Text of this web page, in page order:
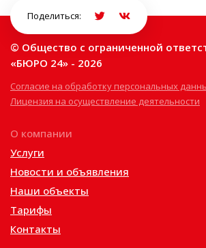
Поделиться:
© Общество с ограниченной
«БЮРО 24» - 2026
Согласие на обработку персональных
Лицензия на осуществление деятельности
О компании
Услуги
Новости и объявления
Наши объекты
Тарифы
Контакты